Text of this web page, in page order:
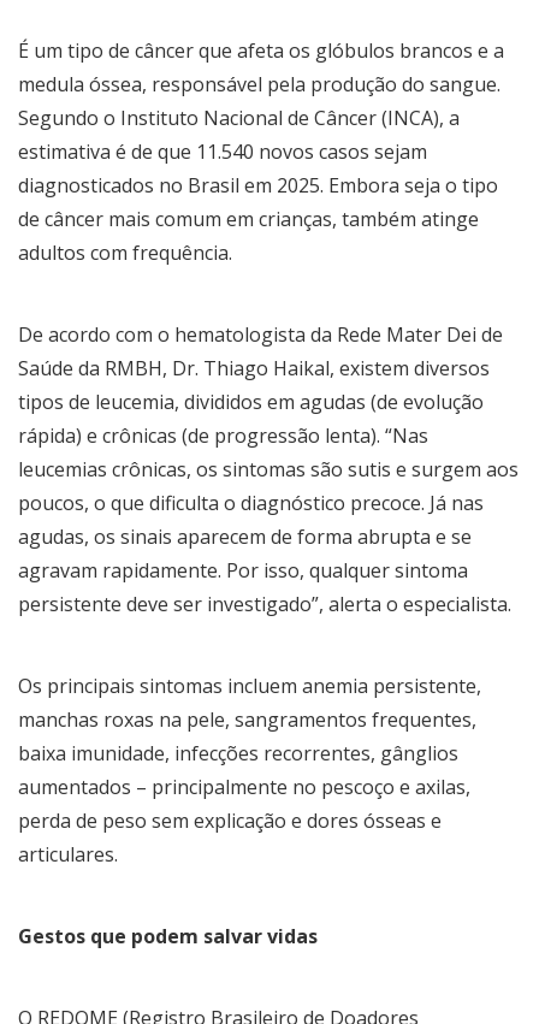
É um tipo de câncer que afeta os glóbulos brancos e a
medula óssea, responsável pela produção do sangue.
Segundo o Instituto Nacional de Câncer (INCA), a
estimativa é de que 11.540 novos casos sejam
diagnosticados no Brasil em 2025. Embora seja o tipo
de câncer mais comum em crianças, também atinge
adultos com frequência.
De acordo com o hematologista da Rede Mater Dei de
Saúde da RMBH, Dr. Thiago Haikal, existem diversos
tipos de leucemia, divididos em agudas (de evolução
rápida) e crônicas (de progressão lenta). “Nas
leucemias crônicas, os sintomas são sutis e surgem aos
poucos, o que dificulta o diagnóstico precoce. Já nas
agudas, os sinais aparecem de forma abrupta e se
agravam rapidamente. Por isso, qualquer sintoma
persistente deve ser investigado”, alerta o especialista.
Os principais sintomas incluem anemia persistente,
manchas roxas na pele, sangramentos frequentes,
baixa imunidade, infecções recorrentes, gânglios
aumentados – principalmente no pescoço e axilas,
perda de peso sem explicação e dores ósseas e
articulares.
Gestos que podem salvar vidas
O REDOME (Registro Brasileiro de Doadores